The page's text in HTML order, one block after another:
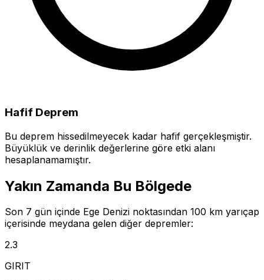
Hafif Deprem
Bu deprem hissedilmeyecek kadar hafif gerçekleşmiştir.
Büyüklük ve derinlik değerlerine göre etki alanı
hesaplanamamıştır.
Yakın Zamanda Bu Bölgede
Son 7 gün içinde Ege Denizi noktasından 100 km yarıçap
içerisinde meydana gelen diğer depremler:
2.3
GIRIT